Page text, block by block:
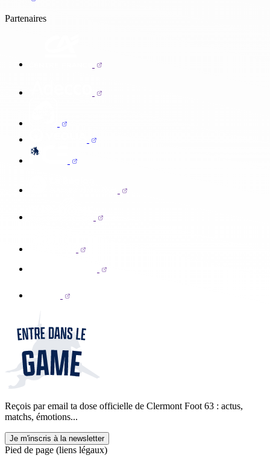
Partenaires
Reçois par email ta dose officielle de Clermont Foot 63 : actus,
matchs, émotions...
Je m'inscris à la newsletter
Pied de page (liens légaux)